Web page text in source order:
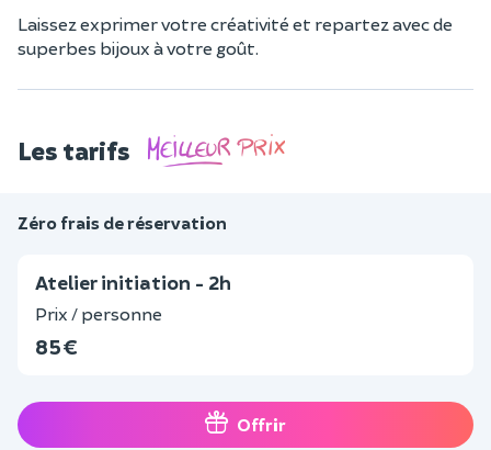
Laissez exprimer votre créativité et repartez avec de
superbes bijoux à votre goût.
Les tarifs
Zéro frais de réservation
Atelier initiation - 2h
Prix / personne
85 €
Offrir